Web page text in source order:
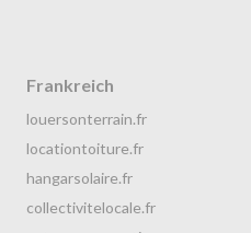
Frankreich
louersonterrain.fr
locationtoiture.fr
hangarsolaire.fr
collectivitelocale.fr